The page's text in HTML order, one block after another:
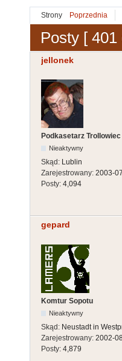
Strony Poprzednia
Posty [
jellonek
Podkasetarz Trollowiec
Nieaktywny
Skąd: Lublin
Zarejestrowany: 2003-
Posty: 4,094
gepard
Komtur Sopotu
Nieaktywny
Skąd: Neustadt in
Zarejestrowany: 2002-
Posty: 4,879